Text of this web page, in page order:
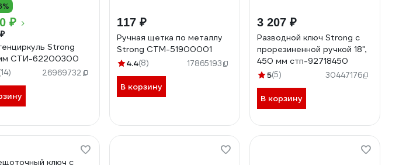
₽
Strong
СTИ-62200300
26969732
117 ₽
Ручная щетка по металлу
Strong СTМ-51900001
4.4(8) 17865193
В корзину
3 207 ₽
Разводной ключ Strong с
прорезиненной ручкой 18",
450 мм стп-92718450
5(5) 30447176
В корзину